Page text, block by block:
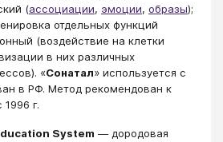
(ассоциации, эмоции, образы);
отдельных функций
(воздействие на клетки
в них различных
«Сонатал» используется с
в РФ. Метод рекомендован к
г.
System — дородовая